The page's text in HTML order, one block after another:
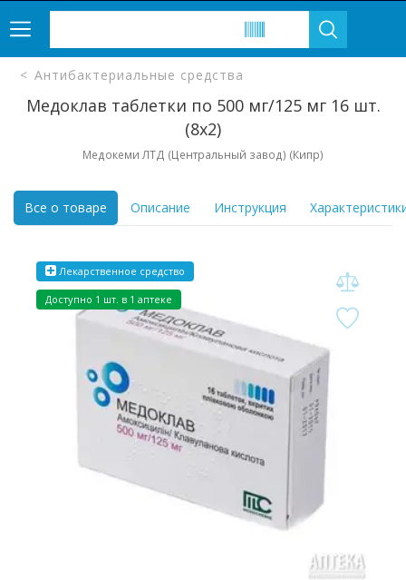
Антибактериальные средства
Медоклав таблетки по 500 мг/125 мг 16 шт.
(8х2)
Медокеми ЛТД (Центральный завод) (Кипр)
Все о товаре Описание Инструкция
Лекарственное средство
Доступно 1 шт. в 1 аптеке